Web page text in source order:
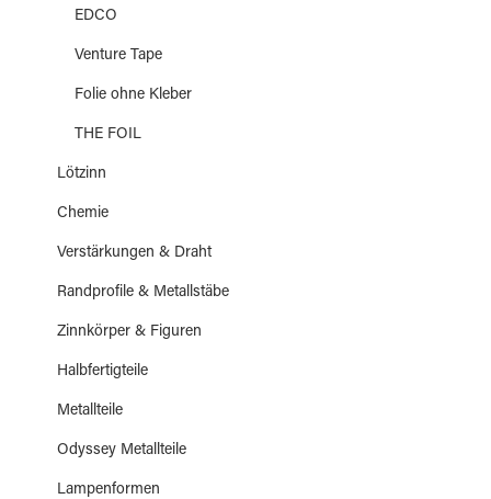
EDCO
Venture Tape
Folie ohne Kleber
THE FOIL
Lötzinn
Chemie
Verstärkungen & Draht
Randprofile & Metallstäbe
Zinnkörper & Figuren
Halbfertigteile
Metallteile
Odyssey Metallteile
Lampenformen